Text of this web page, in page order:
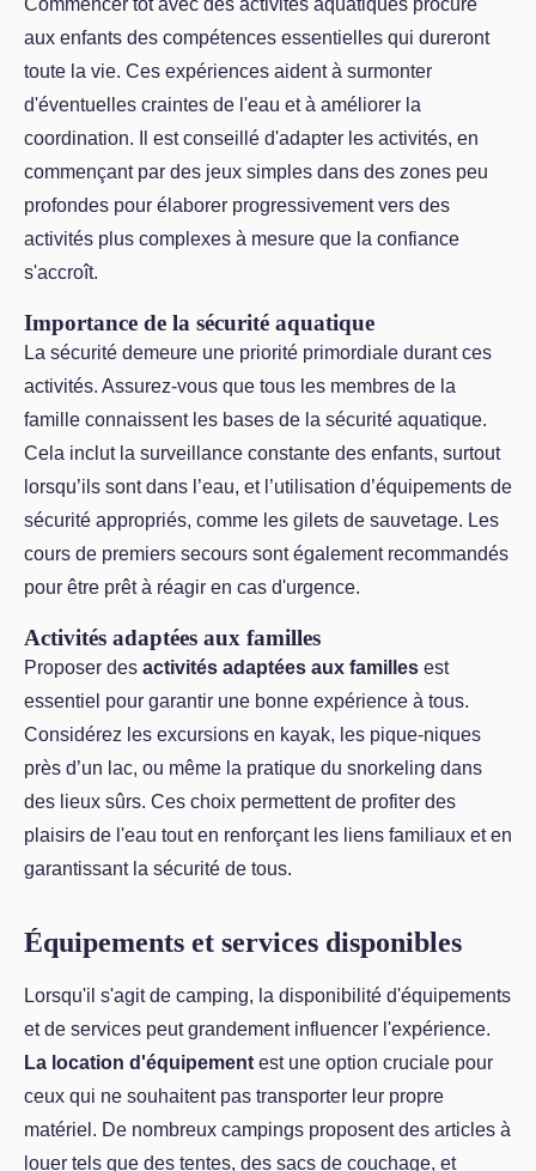
Commencer tôt avec des activités aquatiques procure
aux enfants des compétences essentielles qui dureront
toute la vie. Ces expériences aident à surmonter
d'éventuelles craintes de l'eau et à améliorer la
coordination. Il est conseillé d'adapter les activités, en
commençant par des jeux simples dans des zones peu
profondes pour élaborer progressivement vers des
activités plus complexes à mesure que la confiance
s'accroît.
Importance de la sécurité aquatique
La sécurité demeure une priorité primordiale durant ces
activités. Assurez-vous que tous les membres de la
famille connaissent les bases de la sécurité aquatique.
Cela inclut la surveillance constante des enfants, surtout
lorsqu’ils sont dans l’eau, et l’utilisation d’équipements de
sécurité appropriés, comme les gilets de sauvetage. Les
cours de premiers secours sont également recommandés
pour être prêt à réagir en cas d'urgence.
Activités adaptées aux familles
Proposer des activités adaptées aux familles est
essentiel pour garantir une bonne expérience à tous.
Considérez les excursions en kayak, les pique-niques
près d’un lac, ou même la pratique du snorkeling dans
des lieux sûrs. Ces choix permettent de profiter des
plaisirs de l'eau tout en renforçant les liens familiaux et en
garantissant la sécurité de tous.
Équipements et services disponibles
Lorsqu'il s'agit de camping, la disponibilité d'équipements
et de services peut grandement influencer l'expérience.
La location d'équipement est une option cruciale pour
ceux qui ne souhaitent pas transporter leur propre
matériel. De nombreux campings proposent des articles à
louer tels que des tentes, des sacs de couchage, et